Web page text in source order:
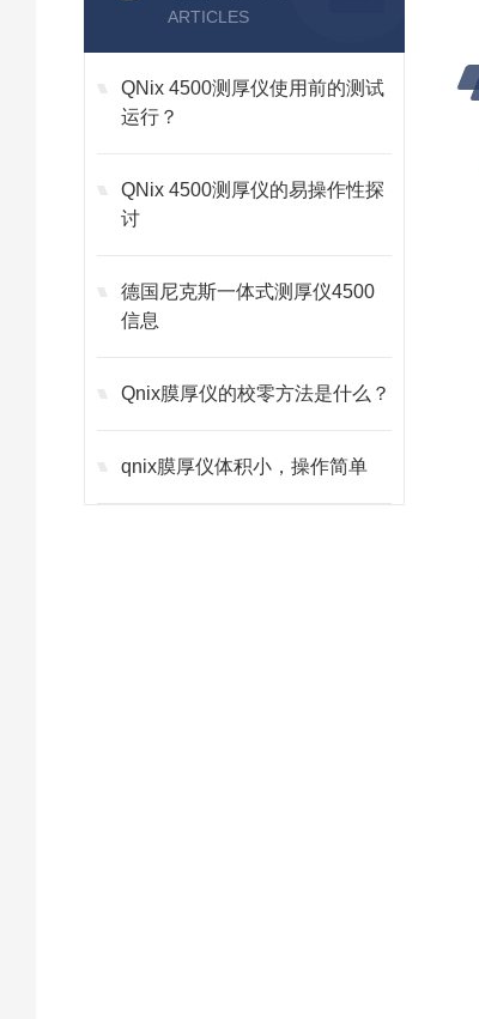
ARTICLES
QNix 4500测厚仪使用前的测试
运行？
QNix 4500测厚仪的易操作性探
讨
德国尼克斯一体式测厚仪4500
信息
Qnix膜厚仪的校零方法是什么？
qnix膜厚仪体积小，操作简单